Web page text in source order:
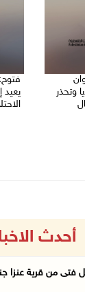
وتحذر
يعيد
أحدث
فتى من قرية عنزا